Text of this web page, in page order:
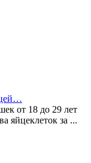
от 18 до 29 лет
яйцеклеток за ...